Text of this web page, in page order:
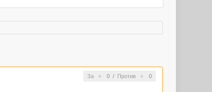
За 0/ Против 0